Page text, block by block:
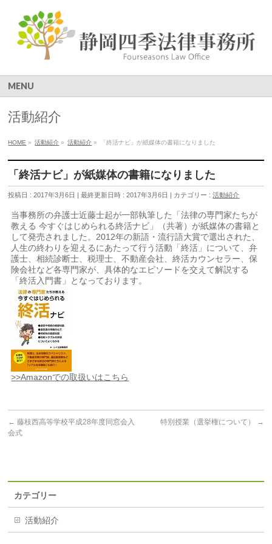
MENU
活動紹介
HOME » 活動紹介 » 活動紹介 » 「終活ナビ」が紙媒体の書籍になりました
「終活ナビ」が紙媒体の書籍になりました
投稿日 : 2017年3月6日 最終更新日時 : 2017年3月6日 カテゴリー :活動紹介
当事務所の弁護士近藤士起が一部執筆した「法律の専門家たちが
教える 今すぐはじめられる終活ナビ」（共著）が紙媒体の書籍と
して発売されました。2012年の新語・流行語大賞で選出された、
人生の終わりを迎えるにあたって行う活動「終活」について、弁
護士、相続診断士、税理士、不動産会社、終活カウンセラー、保
険会社など各専門家が、具体的なエピソードを交えて解説する
「終活入門書」となっております。
>>Amazonでの取扱いはこちら
← 藤枝西高等学校平成28年度同窓会入
会式
特別授業（選挙権について） →
カテゴリー
活動紹介